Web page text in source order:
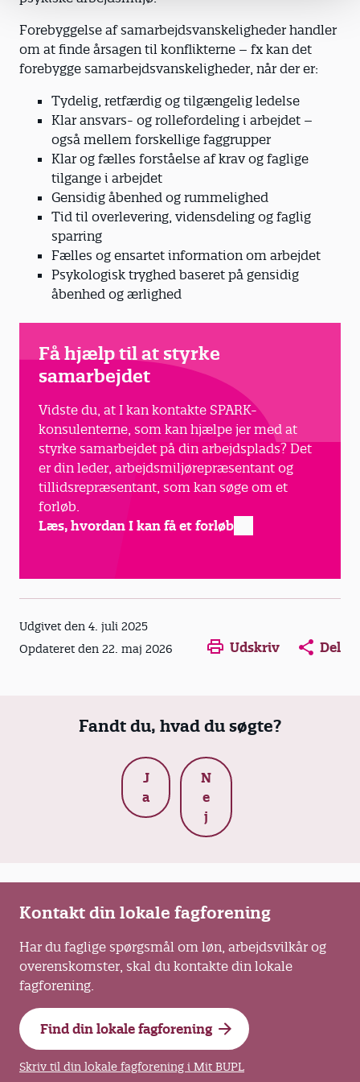
Forebyggelse af samarbejdsvanskeligheder handler
om at finde årsagen til konflikterne – fx kan det
forebygge samarbejdsvanskeligheder, når der er:
Tydelig, retfærdig og tilgængelig ledelse
Klar ansvars- og rollefordeling i arbejdet –
også mellem forskellige faggrupper
Klar og fælles forståelse af krav og faglige
tilgange i arbejdet
Gensidig åbenhed og rummelighed
Tid til overlevering, vidensdeling og faglig
sparring
Fælles og ensartet information om arbejdet
Psykologisk tryghed baseret på gensidig
åbenhed og ærlighed
Få hjælp til at styrke
samarbejdet
Vidste du, at I kan kontakte SPARK-
konsulenterne, som kan hjælpe jer med at
styrke samarbejdet på din arbejdsplads? Det
er din leder, arbejdsmiljørepræsentant og
tillidsrepræsentant, som kan søge om et
forløb.
Læs, hvordan I kan få et forløb
Udgivet den 4. juli 2025
Opdateret den 22. maj 2026
Udskriv
Del
Fandt du, hvad du søgte?
J
a
N
e
j
Kontakt din lokale fagforening
Har du faglige spørgsmål om løn, arbejdsvilkår og
overenskomster, skal du kontakte din lokale
fagforening.
Find din lokale fagforening
Skriv til din lokale fagforening i Mit BUPL